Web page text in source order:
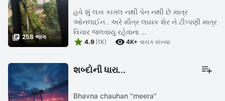
 258 ભાગ
હવે શું લખ કાગલ નથી પેન નથી છે માત્ર
ઓનલાઈન . અરે મીત્ર લાયક શેર ને ટીપ્પણી માત્ર
વિચાર જલવાયુ રહેવાના ...
 4.9 (1K)  4K+ વાચક સંખ્યા
શબ્દોની ધારા...
Bhavna chauhan "meera"